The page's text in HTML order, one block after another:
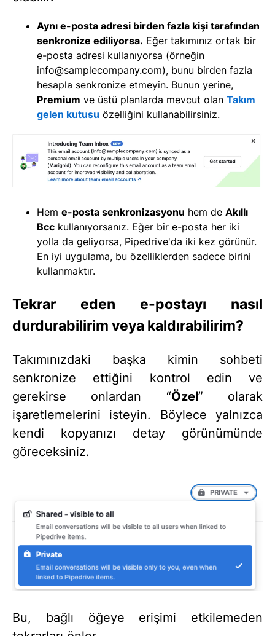
Aynı e-posta adresi birden fazla kişi tarafından
senkronize ediliyorsa. Eğer takımınız ortak bir
e-posta adresi kullanıyorsa (örneğin
info@samplecompany.com), bunu birden fazla
hesapla senkronize etmeyin. Bunun yerine,
Premium ve üstü planlarda mevcut olan Takım
gelen kutusu özelliğini kullanabilirsiniz.
Hem e-posta senkronizasyonu hem de Akıllı
Bcc kullanıyorsanız. Eğer bir e-posta her iki
yolla da geliyorsa, Pipedrive'da iki kez görünür.
En iyi uygulama, bu özelliklerden sadece birini
kullanmaktır.
Tekrar eden e-postayı nasıl
durdurabilirim veya kaldırabilirim?
Takımınızdaki başka kimin sohbeti
senkronize ettiğini kontrol edin ve
gerekirse onlardan “Özel” olarak
işaretlemelerini isteyin. Böylece yalnızca
kendi kopyanızı detay görünümünde
göreceksiniz.
Bu, bağlı öğeye erişimi etkilemeden